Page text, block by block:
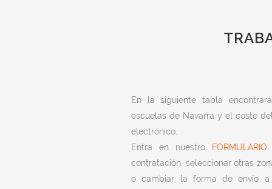
En la siguiente tabla
escuelas de Navarra y el coste
electrónico.
Entra en nuestro
FORMULARIO
contratación, seleccionar otras
o cambiar la forma de envío